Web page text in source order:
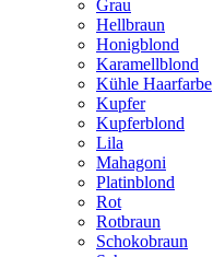
Grau
Hellbraun
Honigblond
Karamellblond
Kühle Haarfarbe
Kupfer
Kupferblond
Lila
Mahagoni
Platinblond
Rot
Rotbraun
Schokobraun